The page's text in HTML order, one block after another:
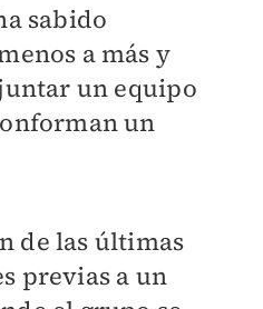
sabido
a más y
un equipo
un
de las últimas
previas a un